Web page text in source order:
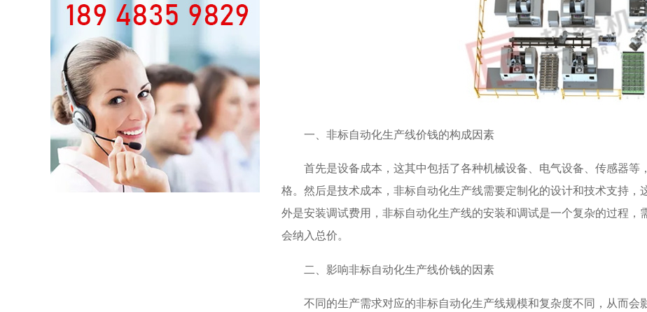
一、非标自动化生产线价钱的构成因素
首先是设备成本，这其中包括了各种机械设备、电气设备、传感器
格。然后是技术成本，非标自动化生产线需要定制化的设计和技术支持
外是安装调试费用，非标自动化生产线的安装和调试是一个复杂的过程
会纳入总价。
二、影响非标自动化生产线价钱的因素
不同的生产需求对应的非标自动化生产线规模和复杂度不同，从而